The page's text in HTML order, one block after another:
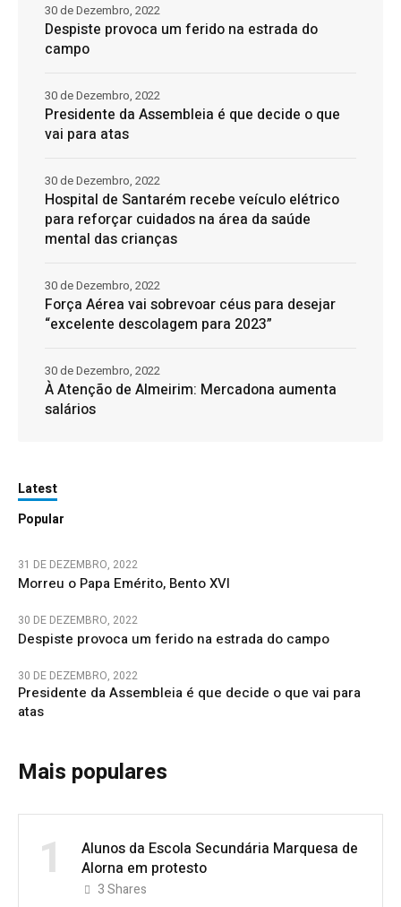
Despiste provoca um ferido na estrada do
campo
30 de Dezembro, 2022
Presidente da Assembleia é que decide o que
vai para atas
30 de Dezembro, 2022
Hospital de Santarém recebe veículo elétrico
para reforçar cuidados na área da saúde
mental das crianças
30 de Dezembro, 2022
Força Aérea vai sobrevoar céus para desejar
“excelente descolagem para 2023”
30 de Dezembro, 2022
À Atenção de Almeirim: Mercadona aumenta
salários
30 de Dezembro, 2022
Latest
Popular
31 DE DEZEMBRO, 2022
Morreu o Papa Emérito, Bento XVI
30 DE DEZEMBRO, 2022
Despiste provoca um ferido na estrada do campo
30 DE DEZEMBRO, 2022
Presidente da Assembleia é que decide o que vai para
atas
Mais populares
1
Alunos da Escola Secundária Marquesa de
Alorna em protesto
3Shares